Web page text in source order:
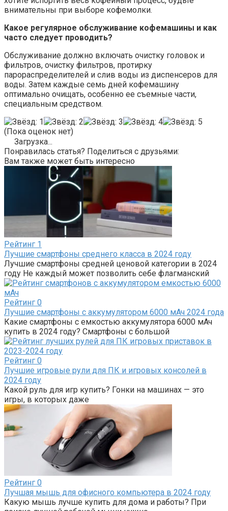
внимательны при выборе кофемолки.
Какое регулярное обслуживание кофемашины и как
часто следует проводить?
Обслуживание должно включать очистку головок и
фильтров, очистку фильтров, протирку
парораспределителей и слив воды из диспенсеров для
воды. Затем каждые семь дней кофемашину
оптимально очищать, особенно ее съемные части,
специальным средством.
(Пока оценок нет)
Загрузка...
Понравилась статья? Поделиться с друзьями:
Вам также может быть интересно
Рейтинг 1
Лучшие смартфоны среднего класса в 2024 году
Лучшие смартфоны средней ценовой категории в 2024
году Не каждый может позволить себе флагманский
Рейтинг 0
Лучшие смартфоны с аккумулятором 6000 мАч 2024 года
Какие смартфоны с емкостью аккумулятора 6000 мАч
купить в 2024 году? Смартфоны с большой
Рейтинг 0
Лучшие игровые рули для ПК и игровых консолей в
2024 году
Какой руль для игр купить? Гонки на машинах — это
игры, в которых даже
Рейтинг 0
Лучшая мышь для офисного компьютера в 2024 году
Какую мышь лучше купить для дома и работы? При